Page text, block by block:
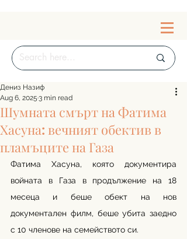
Шумната смърт на Фатима
Хасуна: вечният обектив в
пламъците на Газа
Дениз Назиф
Aug 6, 2025 3 min read
Фатима Хасуна, която документира
войната в Газа в продължение на 18
месеца и беше обект на нов
документален филм, беше убита заедно
с 10 членове на семейството си.